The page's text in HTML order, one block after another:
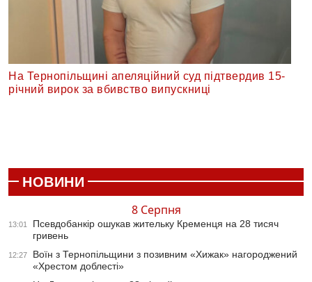
На Тернопільщині апеляційний суд підтвердив 15-
річний вирок за вбивство випускниці
НОВИНИ
8 Серпня
13:01
Псевдобанкір ошукав жительку Кременця на 28 тисяч
гривень
12:27
Воїн з Тернопільщини з позивним «Хижак» нагороджений
«Хрестом доблесті»